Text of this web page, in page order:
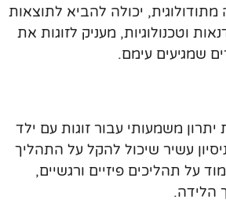
יכולה להביא לתוצאות
וטכנולוגיות, מעניק לזוגות את
שמגיעים עימם.
משמעותי עבור זוגות עם ילד
עשיר שיכול להקל על התהליך
על תהליכים פיזיים ורגשיים,
הלידה.